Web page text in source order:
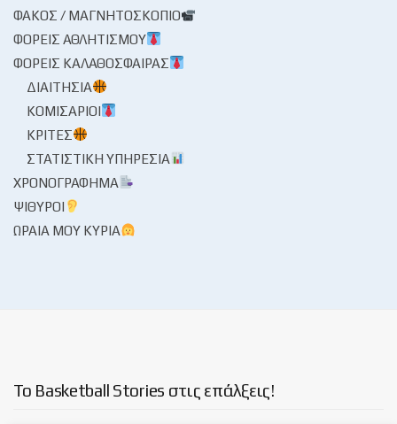
ΦΑΚΌΣ / ΜΑΓΝΗΤΟΣΚΌΠΙΟ
ΦΟΡΕΊΣ ΑΘΛΗΤΙΣΜΟΎ
ΦΟΡΕΊΣ ΚΑΛΑΘΌΣΦΑΙΡΑΣ
ΔΙΑΙΤΗΣΊΑ
ΚΟΜΙΣΆΡΙΟΙ
ΚΡΙΤΈΣ
ΣΤΑΤΙΣΤΙΚΉ ΥΠΗΡΕΣΊΑ
ΧΡΟΝΟΓΡΆΦΗΜΑ
ΨΊΘΥΡΟΙ
ΩΡΑΊΑ ΜΟΥ ΚΥΡΊΑ
Το Basketball Stories στις επάλξεις!